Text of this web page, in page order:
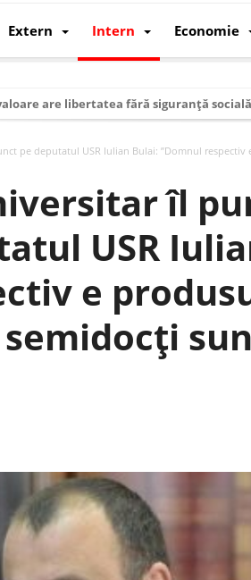
Extern Intern Economie
are libertatea fără siguranță
cum a devenit atelierul lumii și
care revine: o realitate pe care
Europeană. Ce ne așteaptă? –
a supraviețui ca țară
cip AI pentru a înlocui Nvidia
pe deputatul USR Iulian Bulai: ”Domnul respectiv
îl
USR
e